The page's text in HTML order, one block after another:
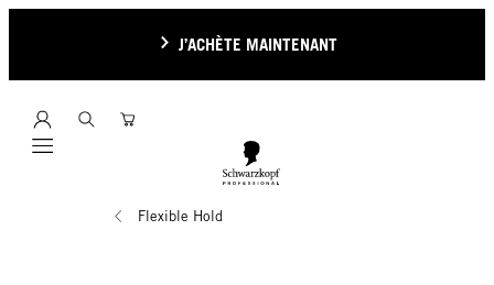
J’ACHÈTE MAINTENANT
Mobile navigation
Flexible Hold